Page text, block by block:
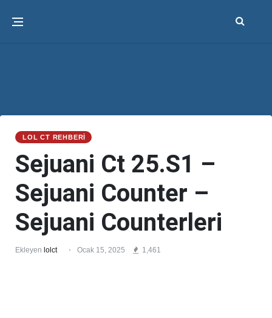
LOL CT REHBERI
Sejuani Ct 25.S1 –
Sejuani Counter –
Sejuani Counterleri
Ekleyen lolct Ocak 15, 2025 1,461